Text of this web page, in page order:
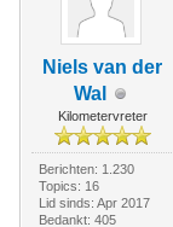
Niels van der
Wal
Kilometervreter
Berichten: 1.230
Topics: 16
Lid sinds: Apr 2017
Bedankt: 405